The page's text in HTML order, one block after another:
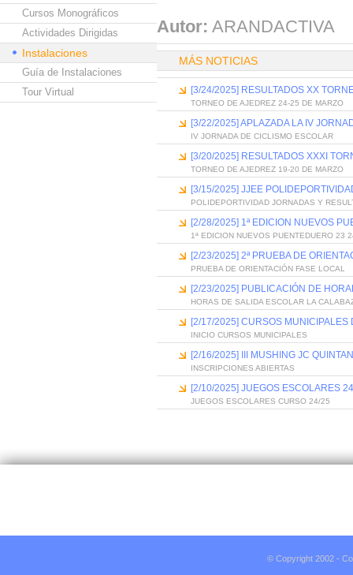
Cursos Monográficos
Actividades Dirigidas
Instalaciones
Guía de Instalaciones
Tour Virtual
Autor: ARANDACTIVA
MÁS NOTICIAS
[3/24/2025] RESULTADOS XX
TORNEO DE AJEDREZ 24-25 DE MARZO
[3/22/2025] APLAZADA LA IV
IV JORNADA DE CICLISMO ESCOLAR
[3/20/2025] RESULTADOS XXXI
TORNEO DE AJEDREZ 19-20 DE MARZO
[3/15/2025] JJEE
POLIDEPORTIVIDAD JORNADAS Y
[2/28/2025] 1ª EDICION NUEVOS
1ª EDICION NUEVOS PUENTEDUERO 23
[2/23/2025] 2ª PRUEBA DE
PRUEBA DE ORIENTACIÓN FASE LOCAL
[2/23/2025] PUBLICACIÓN DE
HORAS DE SALIDA ESCOLAR LA
[2/17/2025] CURSOS
INICIO CURSOS MUNICIPALES
[2/16/2025] III MUSHING JC
INSCRIPCIONES ABIERTAS
[2/10/2025] JUEGOS ESCOLARES
JUEGOS ESCOLARES CURSO 24/25
© Copyright 2002 -